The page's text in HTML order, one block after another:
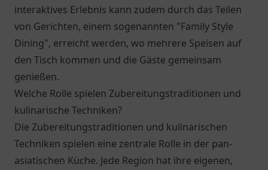
interaktives Erlebnis kann zudem durch das Teilen
von Gerichten, einem sogenannten "Family Style
Dining", erreicht werden, wo mehrere Speisen auf
den Tisch kommen und die Gäste gemeinsam
genießen.
Welche Rolle spielen Zubereitungstraditionen und
kulinarische Techniken?
Die Zubereitungstraditionen und kulinarischen
Techniken spielen eine zentrale Rolle in der pan-
asiatischen Küche. Jede Region hat ihre eigenen,